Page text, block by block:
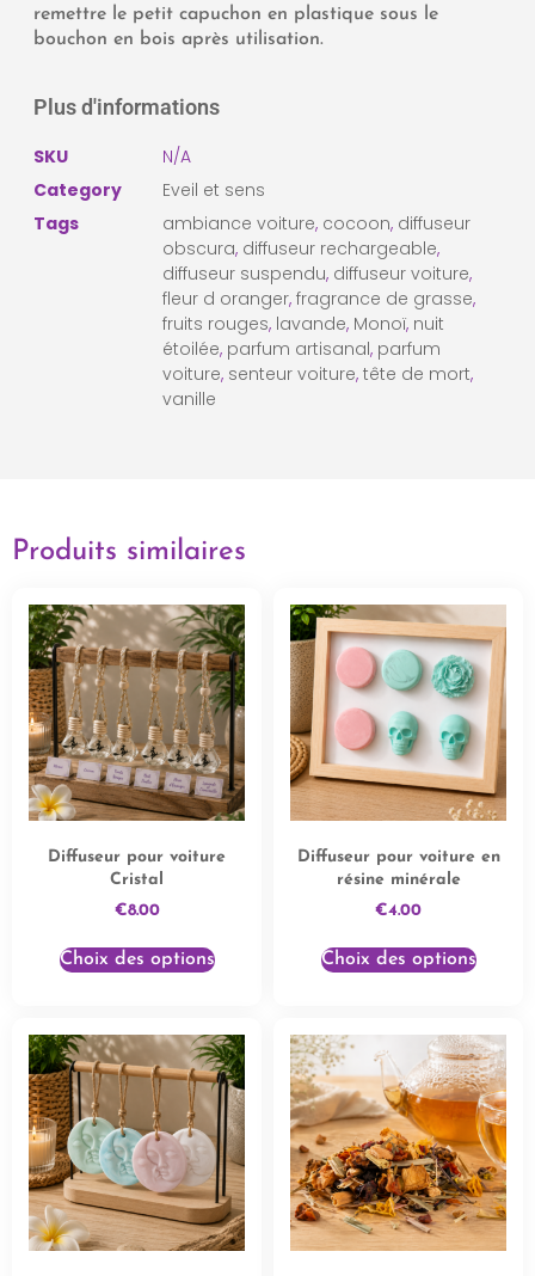
remettre le petit capuchon en plastique sous le
bouchon en bois après utilisation.
Plus d'informations
SKU
N/A
Category
Eveil et sens
Tags
ambiance voiture, cocoon, diffuseur
obscura, diffuseur rechargeable,
diffuseur suspendu, diffuseur voiture,
fleur d oranger, fragrance de grasse,
fruits rouges, lavande, Monoï, nuit
étoilée, parfum artisanal, parfum
voiture, senteur voiture, tête de mort,
vanille
Produits similaires
Diffuseur pour voiture
Cristal
€8.00
Choix des options
Diffuseur pour voiture en
résine minérale
€4.00
Choix des options